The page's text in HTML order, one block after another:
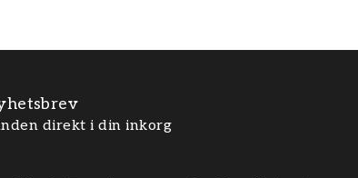
direkt i din inkorg